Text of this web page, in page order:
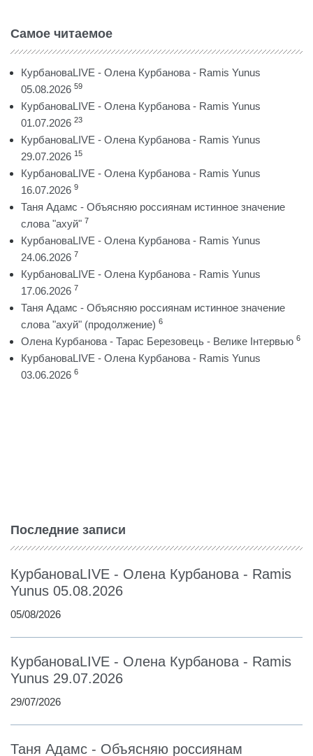
Самое читаемое
КурбановаLIVE - Олена Курбанова - Ramis Yunus
05.08.2026 59
КурбановаLIVE - Олена Курбанова - Ramis Yunus
01.07.2026 23
КурбановаLIVE - Олена Курбанова - Ramis Yunus
29.07.2026 15
КурбановаLIVE - Олена Курбанова - Ramis Yunus
16.07.2026 9
Таня Адамс - Объясняю россиянам истинное значение
слова "ахуй" 7
КурбановаLIVE - Олена Курбанова - Ramis Yunus
24.06.2026 7
КурбановаLIVE - Олена Курбанова - Ramis Yunus
17.06.2026 7
Таня Адамс - Объясняю россиянам истинное значение
слова "ахуй" (продолжение) 6
Олена Курбанова - Тарас Березовець - Велике Інтервью 6
КурбановаLIVE - Олена Курбанова - Ramis Yunus
03.06.2026 6
Последние записи
КурбановаLIVE - Олена Курбанова - Ramis
Yunus 05.08.2026
05/08/2026
КурбановаLIVE - Олена Курбанова - Ramis
Yunus 29.07.2026
29/07/2026
Таня Адамс - Объясняю россиянам